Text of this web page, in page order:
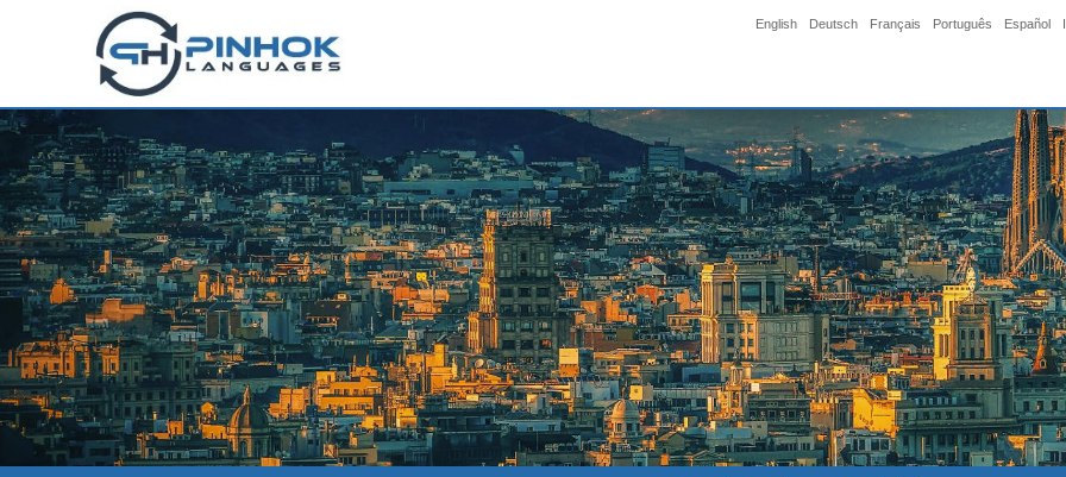
English Deutsch Français Português Español